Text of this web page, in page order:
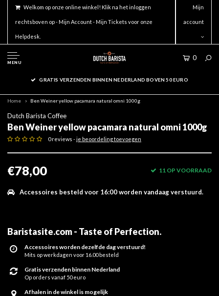
Welkom op onze online winkel! Klik na het inloggen
rechtsboven op - Mijn Account - Mijn Tickets voor onze
Helpdesk.
Mijn
account
MENU
0
GRATIS VERZENDEN BINNEN NEDERLAND BOVEN 50 EURO
Home Ben Weiner yellow pacamara natural omni 1000g
Dutch Barista Coffee
Ben Weiner yellow pacamara natural omni 1000g
0 reviews -je beoordeling toevoegen
€78,00 11 OP VOORRAAD
Accessoires besteld voor 16:00 worden vandaag verstuurd.
Baristasite.com - Taste of Perfection.
Accessoires worden dezelfde dag verstuurd!
Mits op werkdagen voor 16.00 besteld
Gratis verzenden binnen Nederland
Op orders vanaf 50 euro
Afhalen in de winkel is mogelijk